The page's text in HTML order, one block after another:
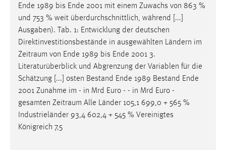
Ende 1989 bis Ende 2001 mit einem Zuwachs von 863 %
und 753 % weit überdurchschnittlich, während [...]
Ausgaben). Tab. 1: Entwicklung der deutschen
Direktinvestitionsbestände in ausgewählten Ländern im
Zeitraum von Ende 1989 bis Ende 2001 3.
Literaturüberblick und Abgrenzung der Variablen für die
Schätzung [...] osten Bestand Ende 1989 Bestand Ende
2001 Zunahme im - in Mrd Euro - - in Mrd Euro -
gesamten Zeitraum Alle Länder 105,1 699,0 + 565 %
Industrieländer 93,4 602,4 + 545 % Vereinigtes
Königreich 7,5